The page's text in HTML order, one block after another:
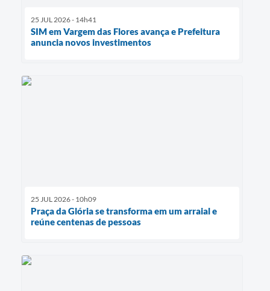
25 JUL 2026 - 14h41
SIM em Vargem das Flores avança e Prefeitura
anuncia novos investimentos
25 JUL 2026 - 10h09
Praça da Glória se transforma em um arraial e
reúne centenas de pessoas